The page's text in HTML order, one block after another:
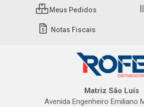
Meus Pedidos
Notas Fiscais
Matriz São Luís
Avenida Engenheiro Emiliano